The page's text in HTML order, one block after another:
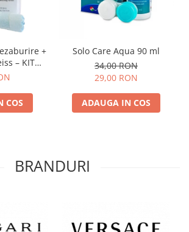
+
– KIT
COS
Solo Care Aqua 90 ml
34,00 RON
29,00 RON
ADAUGA IN COS
BRANDURI